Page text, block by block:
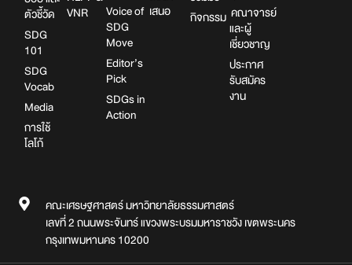
ตัวชี้วัด
SDG
101
SDG
Vocab
Media
การใช้
โลโก้
VNR
Voice of
SDG
Move
Editor’s
Pick
SDGs in
Action
เสนอ
กิจกรรม คณาจารย์
และผู้
เชี่ยวชาญ
ประกาศ
รับสมัคร
งาน
คณะเศรษฐศาสตร์ มหาวิทยาลัยธรรมศาสตร์
เลขที่ 2 ถนนพระจันทร์ แขวงพระบรมมหาราชวัง เขตพระนคร
กรุงเทพมหานคร 10200